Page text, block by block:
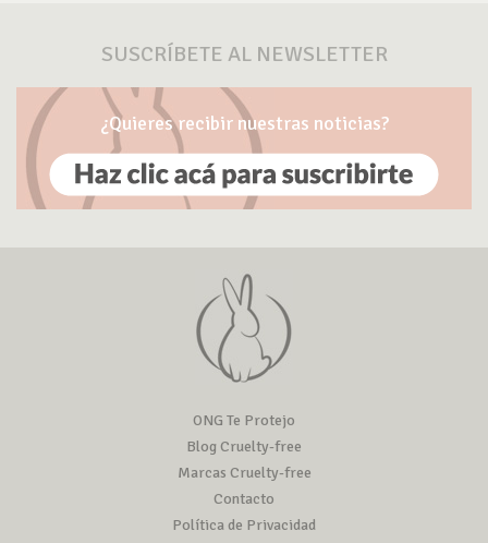
SUSCRÍBETE AL NEWSLETTER
¿Quieres recibir nuestras noticias?
ONG Te Protejo
Blog Cruelty-free
Marcas Cruelty-free
Contacto
Política de Privacidad